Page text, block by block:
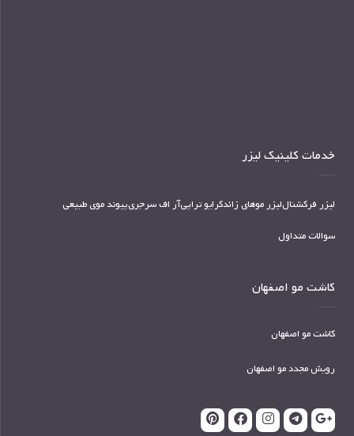
خدمات کلینیک لیزر
لیزر فرکشناللیزر موهای زائدکرایو تراپیآر اف سرجریپیوند موی طبیعی
سوالات متداول
کاشت مو اصفهان
کاشت مو اصفهان
رویش مجدد مو اصفهان